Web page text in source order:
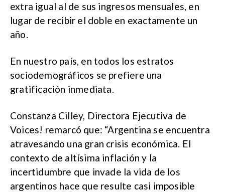
extra igual al de sus ingresos mensuales, en
lugar de recibir el doble en exactamente un
año.
En nuestro país, en todos los estratos
sociodemográficos se prefiere una
gratificación inmediata.
Constanza Cilley, Directora Ejecutiva de
Voices! remarcó que: “Argentina se encuentra
atravesando una gran crisis económica. El
contexto de altísima inflación y la
incertidumbre que invade la vida de los
argentinos hace que resulte casi imposible